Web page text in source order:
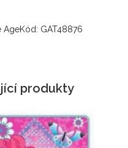
AgeKód: GAT48876
produkty